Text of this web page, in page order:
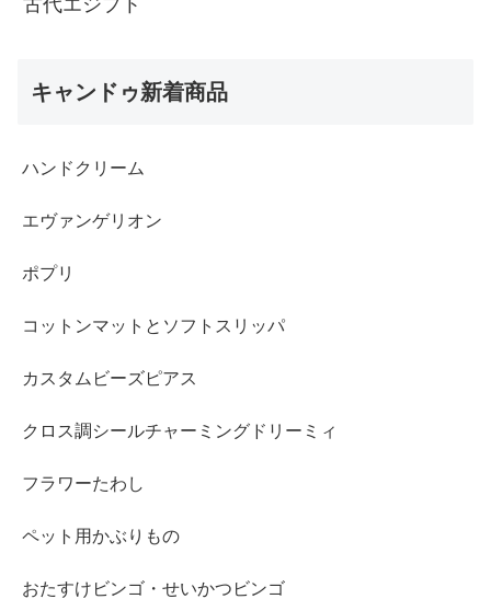
キャンドゥ新着商品
ハンドクリーム
エヴァンゲリオン
ポプリ
コットンマットとソフトスリッパ
カスタムビーズピアス
クロス調シールチャーミングドリーミィ
フラワーたわし
ペット用かぶりもの
おたすけビンゴ・せいかつビンゴ